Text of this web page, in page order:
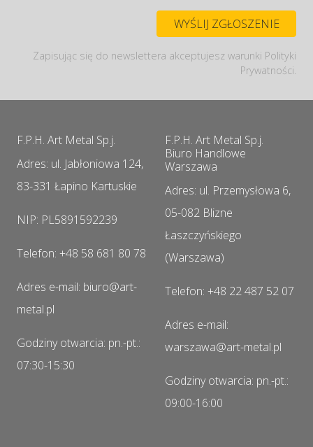
Zapisując się do newslettera akceptujesz warunki Polityki
Prywatności.
F.P.H. Art Metal Sp.j.
Adres: ul. Jabłoniowa 124,
83-331 Łapino Kartuskie
NIP: PL5891592239
Telefon: +48 58 681 80 78
Adres e-mail: biuro@art-
metal.pl
Godziny otwarcia: pn.-pt.:
07:30-15:30
F.P.H. Art Metal Sp.j.
Biuro Handlowe
Warszawa
Adres: ul. Przemysłowa 6,
05-082 Blizne
Łaszczyńskiego
(Warszawa)
Telefon: +48 22 487 52 07
Adres e-mail:
warszawa@art-metal.pl
Godziny otwarcia: pn.-pt.:
09:00-16:00